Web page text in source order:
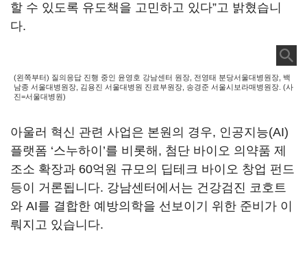
할 수 있도록 유도책을 고민하고 있다”고 밝혔습니
다.
(왼쪽부터) 질의응답 진행 중인 윤영호 강남센터 원장, 전영태 분당서울대병원장, 백
남종 서울대병원장, 김용진 서울대병원 진료부원장, 송경준 서울시보라매병원장. (사
진=서울대병원)
아울러 혁신 관련 사업은 본원의 경우, 인공지능(AI)
플랫폼 ‘스누하이’를 비롯해, 첨단 바이오 의약품 제
조소 확장과 60억원 규모의 딥테크 바이오 창업 펀드
등이 거론됩니다. 강남센터에서는 건강검진 코호트
와 AI를 결합한 예방의학을 선보이기 위한 준비가 이
뤄지고 있습니다.